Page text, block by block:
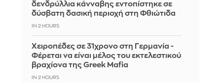
δενδρύλλια κάνναβης εντοπίστηκε σε
δύσβατη δασική περιοχή στη Φθιώτιδα
IN 2 HOURS
Χειροπέδες σε 31χρονο στη Γερμανία -
Φέρεται να είναι μέλος του εκτελεστικού
βραχίονα της Greek Mafia
IN 2 HOURS